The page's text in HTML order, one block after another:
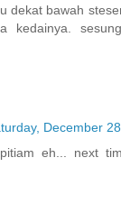
dekat bawah
kedainya.
December
eh... next